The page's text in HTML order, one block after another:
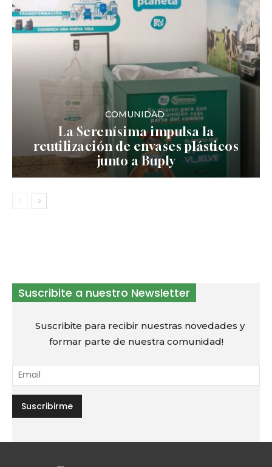
COMUNIDAD
La Serenísima impulsa la
reutilización de envases plásticos
junto a Buply
Suscribite a nuestro Newsletter
Suscribite para recibir nuestras novedades y
formar parte de nuestra comunidad!